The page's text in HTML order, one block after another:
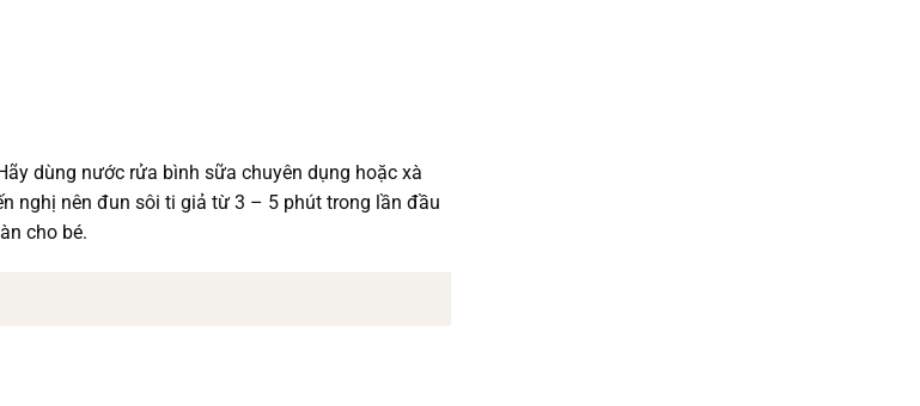
dùng nước rửa bình sữa chuyên dụng hoặc xà
nghị nên đun sôi ti giả từ 3 – 5 phút trong lần đầu
cho bé.